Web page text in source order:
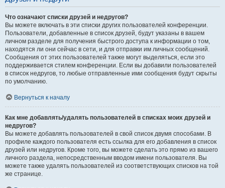
Что означают списки друзей и недругов?
Вы можете включать в эти списки других пользователей конференции.
Пользователи, добавленные в список друзей, будут указаны в вашем
личном разделе для получения быстрого доступа к информации о том,
находятся ли они сейчас в сети, и для отправки им личных сообщений.
Сообщения от этих пользователей также могут выделяться, если это
поддерживается стилем конференции. Если вы добавили пользователей
в список недругов, то любые отправленные ими сообщения будут скрыты
по умолчанию.
Вернуться к началу
Как мне добавлять/удалять пользователей в списках моих друзей и
недругов?
Вы можете добавлять пользователей в свой список двумя способами. В
профиле каждого пользователя есть ссылка для его добавления в список
друзей или недругов. Кроме того, вы можете сделать это прямо из вашего
личного раздела, непосредственным вводом имени пользователя. Вы
можете также удалять пользователей из соответствующих списков на той
же странице.